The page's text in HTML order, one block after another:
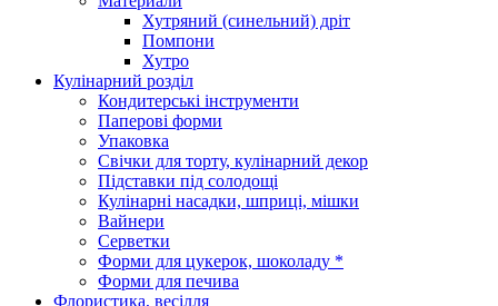
Хутряний (синельний) дріт
Помпони
Хутро
Кулінарний розділ
Кондитерські інструменти
Паперові форми
Упаковка
Свічки для торту, кулінарний декор
Підставки під солодощі
Кулінарні насадки, шприці, мішки
Вайнери
Серветки
Форми для цукерок, шоколаду *
Форми для печива
Флористика, весілля